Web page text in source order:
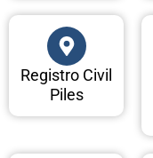
Registro Civil
Piles